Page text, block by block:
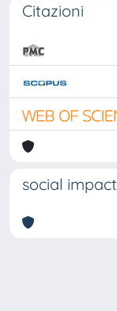
Citazioni
social impact